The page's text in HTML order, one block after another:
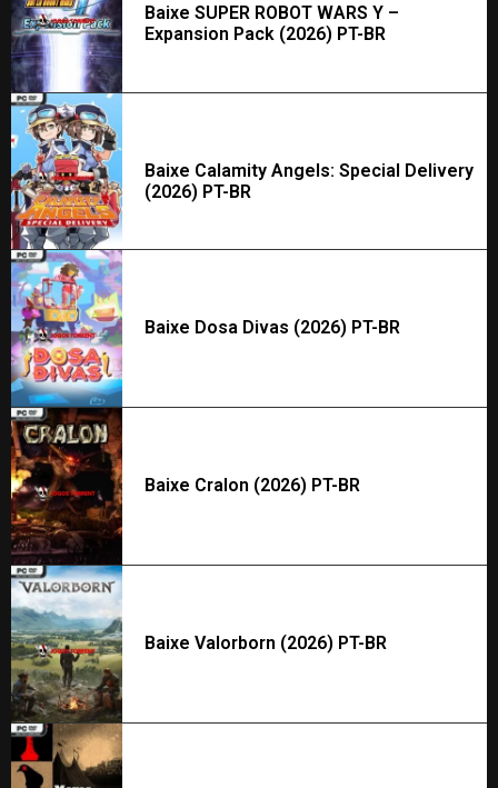
Baixe SUPER ROBOT WARS Y –
Expansion Pack (2026) PT-BR
Baixe Calamity Angels: Special Delivery
(2026) PT-BR
Baixe Dosa Divas (2026) PT-BR
Baixe Cralon (2026) PT-BR
Baixe Valorborn (2026) PT-BR